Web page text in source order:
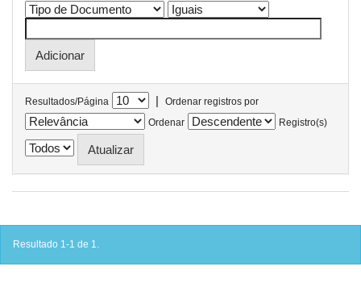
Resultados/Página |
Ordenar registros por
Ordenar
Registro(s)
Resultado 1-1 de 1.